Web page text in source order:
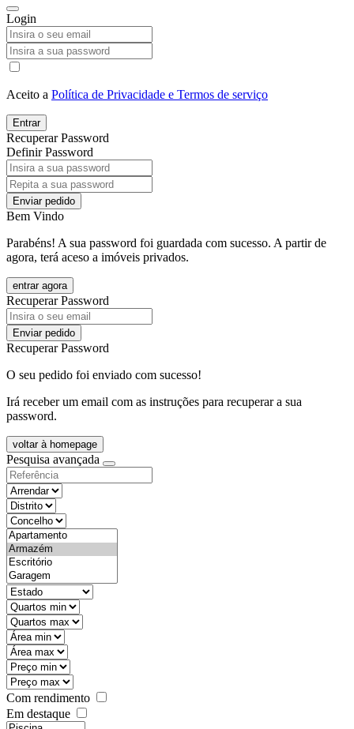
Login
Aceito a Política de Privacidade e Termos de serviço
Entrar
Recuperar Password
Definir Password
Enviar pedido
Bem Vindo
Parabéns! A sua password foi guardada com sucesso. A partir de
agora, terá aceso a imóveis privados.
entrar agora
Recuperar Password
Enviar pedido
Recuperar Password
O seu pedido foi enviado com sucesso!
Irá receber um email com as instruções para recuperar a sua
password.
voltar à homepage
Pesquisa avançada
objective
districtId
countyId
types
state
mintypo
maxtypo
minarea
maxarea
minprice
maxprice
Com rendimento
Em destaque